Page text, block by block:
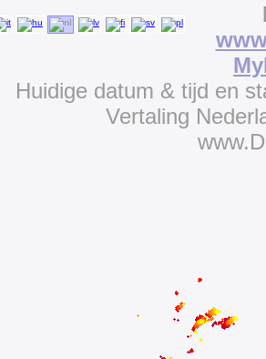
Huidige datum & tijd en
Vertaling